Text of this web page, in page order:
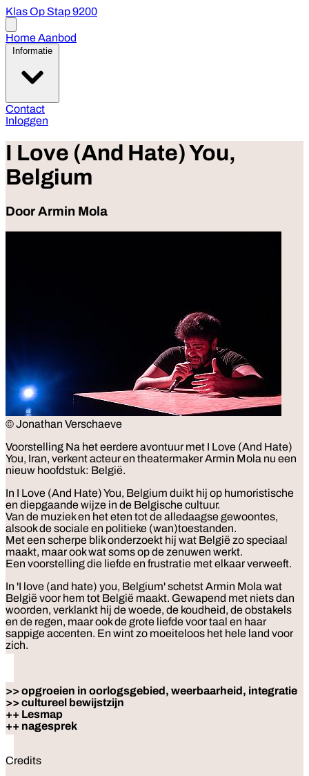
Klas Op Stap 9200
menu
HomeAanbod
Informatie
Contact
Inloggen
I Love (And Hate) You,
Belgium
Door Armin Mola
© Jonathan Verschaeve
Voorstelling Na het eerdere avontuur met I Love (And Hate)
You, Iran, verkent acteur en theatermaker Armin Mola nu een
nieuw hoofdstuk: België.
In I Love (And Hate) You, Belgium duikt hij op humoristische
en diepgaande wijze in de Belgische cultuur.
Van de muziek en het eten tot de alledaagse gewoontes,
alsook de sociale en politieke (wan)toestanden.
Met een scherpe blik onderzoekt hij wat België zo speciaal
maakt, maar ook wat soms op de zenuwen werkt.
Een voorstelling die liefde en frustratie met elkaar verweeft.
In 'I love (and hate) you, Belgium' schetst Armin Mola wat
België voor hem tot België maakt. Gewapend met niets dan
woorden, verklankt hij de woede, de koudheid, de obstakels
en de regen, maar ook de grote liefde voor taal en haar
sappige accenten. En wint zo moeiteloos het hele land voor
zich.
>> opgroeien in oorlogsgebied, weerbaarheid, integratie
>> cultureel bewijstzijn
++ Lesmap
++ nagesprek
Credits